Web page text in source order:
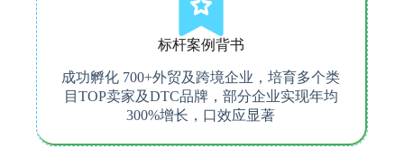
标杆案例背书
成功孵化 700+外贸及跨境企业，培育多个类
目TOP卖家及DTC品牌，部分企业实现年均
300%增长，口效应显著